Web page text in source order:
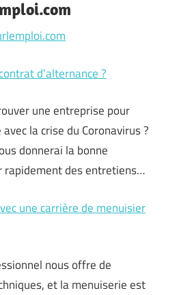
d’alternance ?
une entreprise pour
la crise du Coronavirus ?
donnerai la bonne
rapidement des entretiens…
une carrière de menuisier
nous offre de
et la menuiserie est